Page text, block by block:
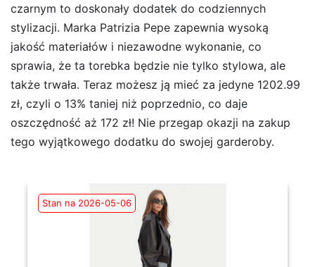
czarnym to doskonały dodatek do codziennych
stylizacji. Marka Patrizia Pepe zapewnia wysoką
jakość materiałów i niezawodne wykonanie, co
sprawia, że ta torebka będzie nie tylko stylowa, ale
także trwała. Teraz możesz ją mieć za jedyne 1202.99
zł, czyli o 13% taniej niż poprzednio, co daje
oszczędność aż 172 zł! Nie przegap okazji na zakup
tego wyjątkowego dodatku do swojej garderoby.
Stan na 2026-05-06